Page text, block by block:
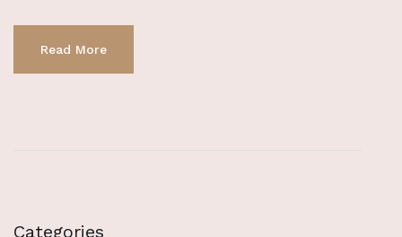
Read More
Categories